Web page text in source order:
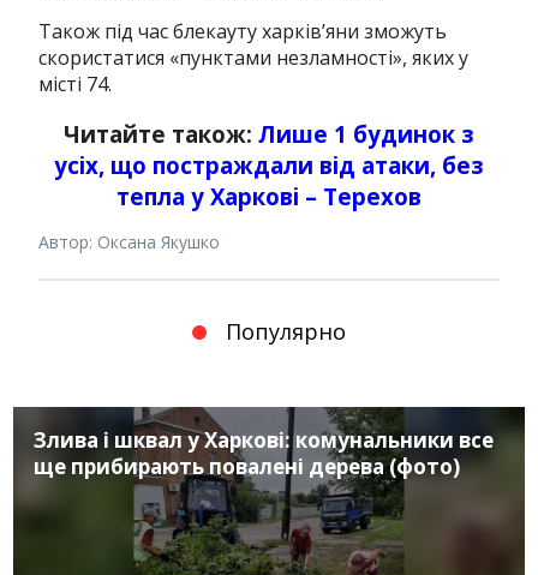
Також під час блекауту харків’яни зможуть
скористатися «пунктами незламності», яких у
місті 74.
Читайте також: Лише 1 будинок з
усіх, що постраждали від атаки, без
тепла у Харкові – Терехов
Автор: Оксана Якушко
Популярно
Злива і шквал у Харкові: комунальники все
ще прибирають повалені дерева (фото)